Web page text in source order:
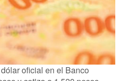
oficial en el Banco